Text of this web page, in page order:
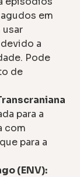
em
a
Pode
de
para a
com
para a
(ENV):